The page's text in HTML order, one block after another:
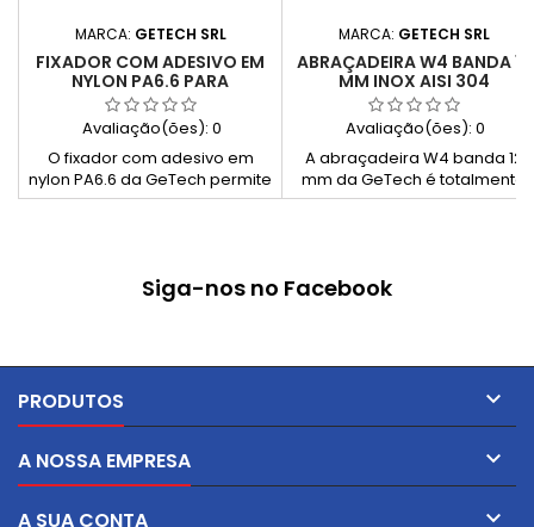
MARCA: GETECH SRL
FIXADOR COM ADESIVO EM
NYLON PA6.6 PARA
ABRAÇADEIRAS
Avaliação(ões): 0
O fixador com adesivo em
nylon PA6.6 da GeTech permite
a fixação rápida de cabos e
para instalações limpas e
organizadas.
MARCA: GETECH SRL
ABRAÇADEIRA W4 BANDA 12
MM INOX AISI 304
Avaliação(ões): 0
A abraçadeira W4 banda 12
mm da GeTech é totalmente
fabricada em aço inoxidável
Indicada para aplicações
Siga-nos no Facebook
PRODUTOS 
A NOSSA EMPRESA 
A SUA CONTA 